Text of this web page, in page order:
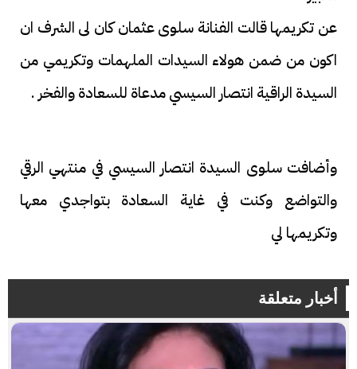
عن تكريمها قالت الفنانة سلوى عثمان كان لى الشرف ان
اكون من ضمن هولاء السيدات الملهمات وتكريمي من
السيدة الراقية انتصار السيسي مدعاة للسعادة والفخر .
وأضافت سلوى السيدة انتصار السيسي في منتهي الرقي
والتواضع وكنت في غاية السعادة بتواجدي معها
وتكريمها لي
أخبار متعلقة